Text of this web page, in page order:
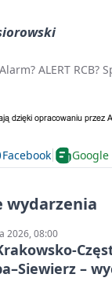
Alarm? ALERT RCB?
Facebook Google
wydarzenia
2026, 08:00
–